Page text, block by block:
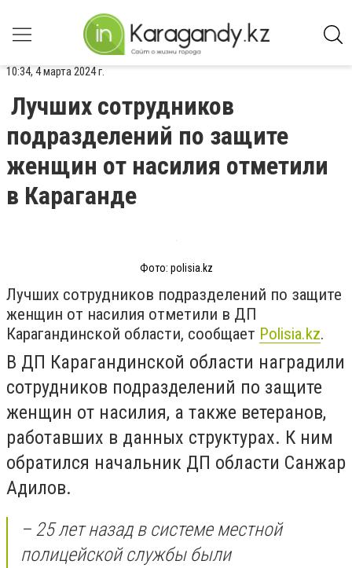
10:34, 4 марта 2024 г.
Лучших сотрудников
подразделений по защите
женщин от насилия отметили
в Караганде
Фото: polisia.kz
Лучших сотрудников подразделений по защите
женщин от насилия отметили в ДП
Карагандинской области, сообщает Polisia.kz.
В ДП Карагандинской области наградили
сотрудников подразделений по защите
женщин от насилия, а также ветеранов,
работавших в данных структурах. К ним
обратился начальник ДП области Санжар
Адилов.
– 25 лет назад в системе местной
полицейской службы были